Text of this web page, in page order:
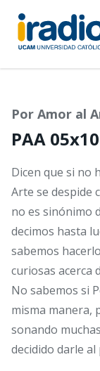
Pasar
contenido
principal
Por Amor al
PAA 05x10
Dicen que si no
Arte se despide
no es sinónimo
decimos hasta
sabemos
curiosas acerca
No sabemos si
misma manera,
sonando
decidido darle